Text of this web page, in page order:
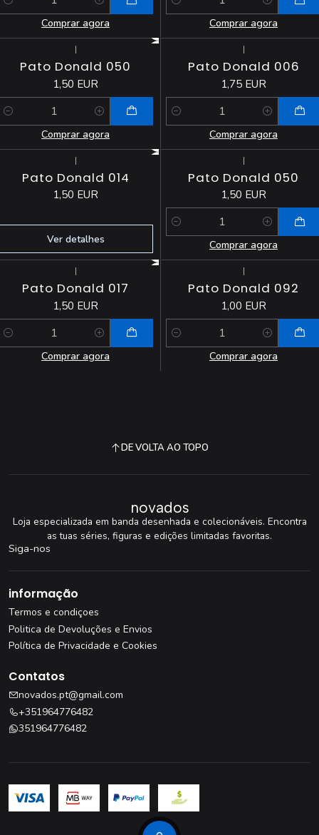
Comprar agora
Quantidade
Comprar agora
|
Pato Donald 050
1,50 EUR
Comprar agora
|
Pato Donald 006
1,75 EUR
Quantidade
Comprar agora
|
Pato Donald 014
1,50 EUR
Ver detalhes
|
Pato Donald 050
1,50 EUR
Quantidade
Comprar agora
|
Pato Donald 017
1,50 EUR
Comprar agora
|
Pato Donald 092
1,00 EUR
Quantidade
Comprar agora
DE VOLTA AO TOPO
novados
Loja especializada em banda desenhada e colecionáveis. Encontra
as tuas séries, figuras e edições limitadas favoritas.
Siga-nos
informação
Termos e condiçoes
Politica de Devoluções e Envios
Política de Privacidade e Cookies
Contatos
novados.pt@gmail.com
+351964776482
351964776482